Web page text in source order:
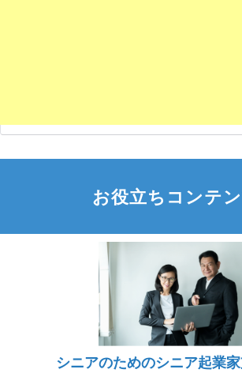
お役立ちコンテ
シニアのためのシニア起業